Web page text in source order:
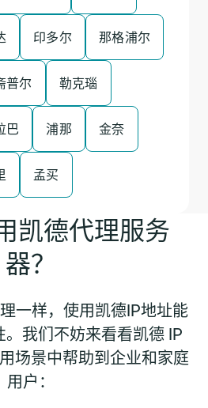
印多尔 那格浦尔
普尔 勒克瑙
巴 浦那 金奈
孟买
凯德代理服务
器？
一样，使用凯德IP地址能
我们不妨来看看凯德 IP
场景中帮助到企业和家庭
用户：